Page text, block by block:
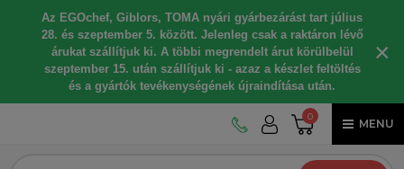
Az EGOchef, Giblors, TOMA nyári gyárbezárást tart július
28. és szeptember 5. között. Jelenleg csak a raktáron lévő
árukat szállítjuk ki. A többi megrendelt árut körülbelül
szeptember 15. után szállítjuk ki - azaz a készlet feltöltés
és a gyártók tevékenységének újraindítása után.
×
0
MENU